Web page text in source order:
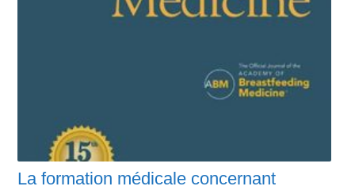
La formation médicale concernant